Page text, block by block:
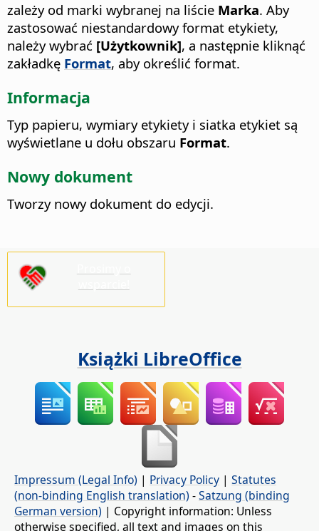
zależy od marki wybranej na liście Marka. Aby
zastosować niestandardowy format etykiety,
należy wybrać [Użytkownik], a następnie kliknąć
zakładkę Format, aby określić format.
Informacja
Typ papieru, wymiary etykiety i siatka etykiet są
wyświetlane u dołu obszaru Format.
Nowy dokument
Tworzy nowy dokument do edycji.
Książki LibreOffice
Impressum (Legal Info) | Privacy Policy | Statutes
(non-binding English translation) -Satzung (binding
German version) | Copyright information: Unless
otherwise specified, all text and images on this